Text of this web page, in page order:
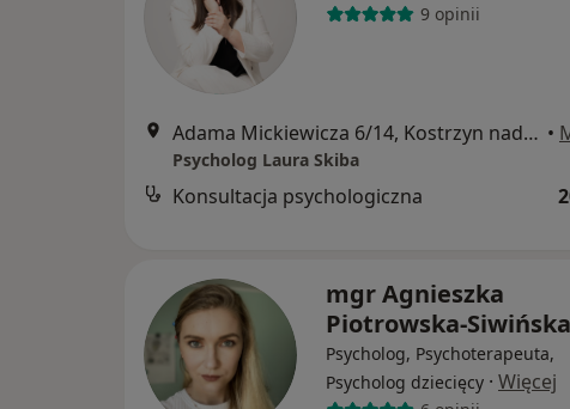
9 opinii
Adama Mickiewicza 6/14, Kostrzyn nad Odrą •
Psycholog Laura Skiba
Konsultacja psychologiczna
mgr Agnieszka
Piotrowska-Siwińska
Psycholog, Psychoterapeuta,
Psycholog dziecięcy · Więcej